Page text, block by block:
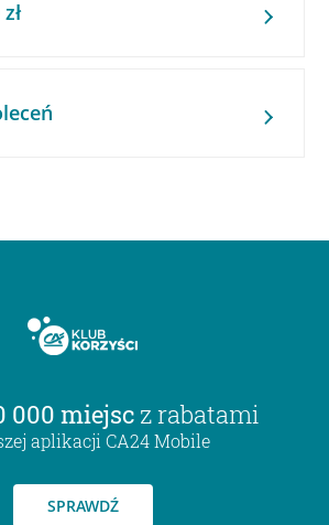
000 miejsc z rabatami
aplikacji CA24 Mobile
SPRAWDŹ